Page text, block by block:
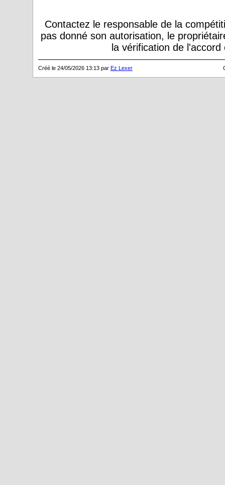
Contactez le responsable de la
pas donné son autorisation, le
la vérification de
Créé le 24/05/2026 13:13 par Ez Lexer